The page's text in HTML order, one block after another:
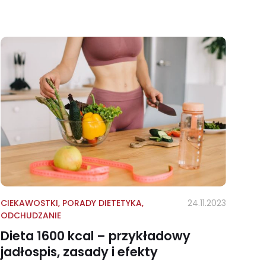
CIEKAWOSTKI, PORADY DIETETYKA,
ODCHUDZANIE
24.11.2023
Dieta 1600 kcal – przykładowy
jadłospis, zasady i efekty